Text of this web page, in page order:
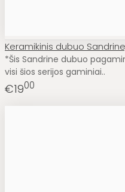
Keramikinis dubuo
*Šis Sandrine dubuo
visi šios serijos gaminiai..
€1900